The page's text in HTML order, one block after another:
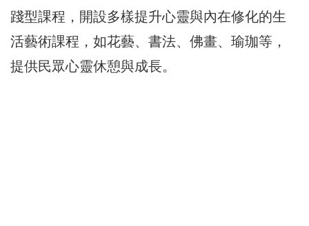
踐型課程，開設多樣提升心靈與內在修化的生
活藝術課程，如花藝、書法、佛畫、瑜珈等，
提供民眾心靈休憩與成長。